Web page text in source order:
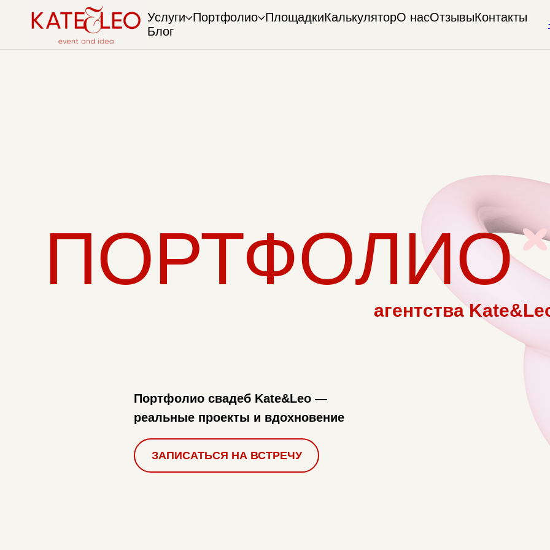
Услуги Портфолио ПлощадкиКалькуляторО насОтзывыКонтакты
Блог
Портфолио свадеб Kate&Leo —
реальные проекты и вдохновение
ЗАПИСАТЬСЯ НА ВСТРЕЧУ
агентства
ПОРТФОЛИО